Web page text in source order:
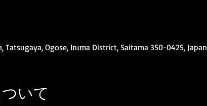
Tatsugaya, Ogose, Iruma District, Saitama 350-0425, Japan
いて